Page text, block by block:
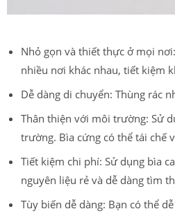
Nhỏ gọn và thiết thực ở mọi
nhiều nơi khác nhau, tiết kiệm
Dễ dàng di chuyển: Thùng rác
Thân thiện với môi trường: Sử
trường. Bìa cứng có thể tái chế
Tiết kiệm chi phí: Sử dụng bìa
nguyên liệu rẻ và dễ dàng tìm
Tùy biến dễ dàng: Bạn có thể